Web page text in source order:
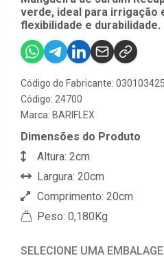
verde, ideal para irrigação
flexibilidade e durabilidade.
Código do Fabricante:
Código: 24700
Marca: BARIFLEX
Dimensões do Produto
Altura: 2cm
Largura: 20cm
Comprimento: 20cm
Peso: 0,180Kg
SELECIONE UMA